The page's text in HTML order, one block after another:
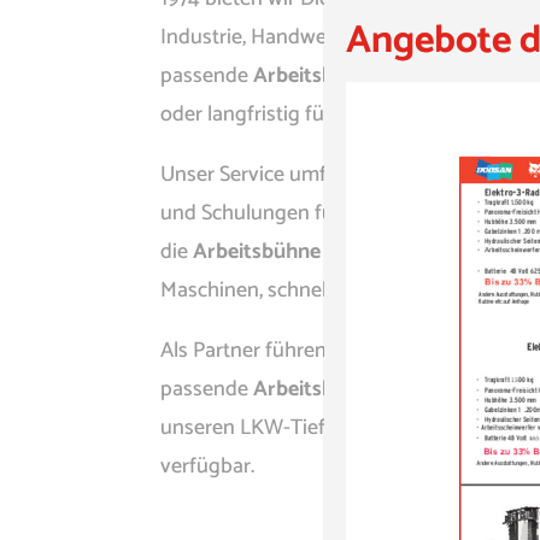
Industrie, Handwerk und Eventservice
passendeArbeitsbühne in Soest mieten
oder langfristig für Projekte.
Unser Service umfasst Wartung,
und Schulungen für Ihre Mitarbeiter.
dieArbeitsbühne in Soest mieten
,
Maschinen, schneller Bereitstellung und
Als Partner führender Hersteller liefern
passendeArbeitsbühne mieten Soest
unseren LKW-Tiefladern sind die
verfügbar.
Angebote